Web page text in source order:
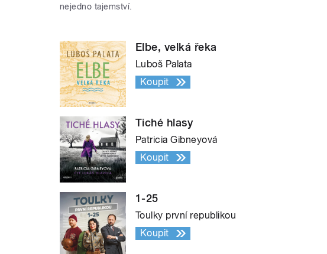
nejedno tajemství.
Elbe, velká řeka
Luboš Palata
Koupit
Tiché hlasy
Patricia Gibneyová
Koupit
1-25
Toulky první republikou
Koupit